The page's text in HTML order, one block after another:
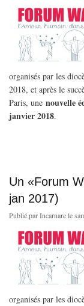
organisés par les
2018, et après le
Paris, une nouvelle
janvier 2018.
Un «Forum
jan 2017)
Publié parIncarnarele
organisés par les